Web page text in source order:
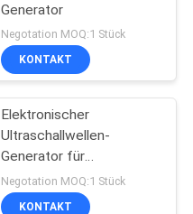
Generator
Negotation MOQ:1 Stück
KONTAKT
Elektronischer
Ultraschallwellen-
Generator für
schweißenden
Teebeutel
Negotation MOQ:1 Stück
KONTAKT